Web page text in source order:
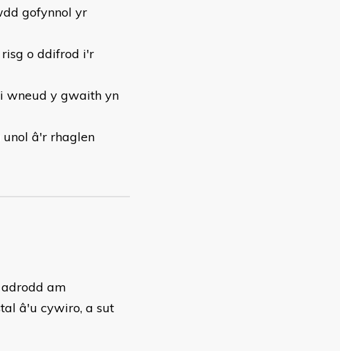
gofynnol yr
o ddifrod i'r
wneud y gwaith yn
â'r rhaglen
am
â'u cywiro, a sut